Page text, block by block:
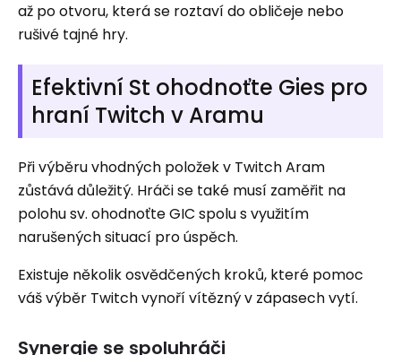
až po otvoru, která se roztaví do obličeje nebo
rušivé tajné hry.
Efektivní St ohodnoťte Gies pro
hraní Twitch v Aramu
Při výběru vhodných položek v Twitch Aram
zůstává důležitý. Hráči se také musí zaměřit na
polohu sv. ohodnoťte GIC spolu s využitím
narušených situací pro úspěch.
Existuje několik osvědčených kroků, které pomoc
váš výběr Twitch vynoří vítězný v zápasech vytí.
Synergie se spoluhráči